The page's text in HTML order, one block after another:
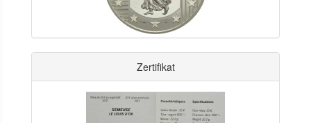
Zertifikat